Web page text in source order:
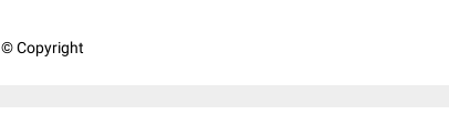
© Copyright